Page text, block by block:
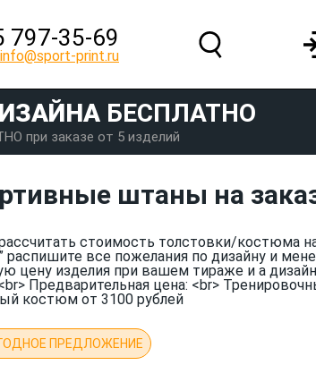
797‑35-69
info@sport-print.ru
БЕСПЛАТНО
при заказе от 5 изделий
штаны на
стоимость толстовки/костюма
распишите все пожелания по дизайну и
цену изделия при вашем тираже и а
Предварительная цена: <br>
костюм от 3100 рублей
ПРЕДЛОЖЕНИЕ